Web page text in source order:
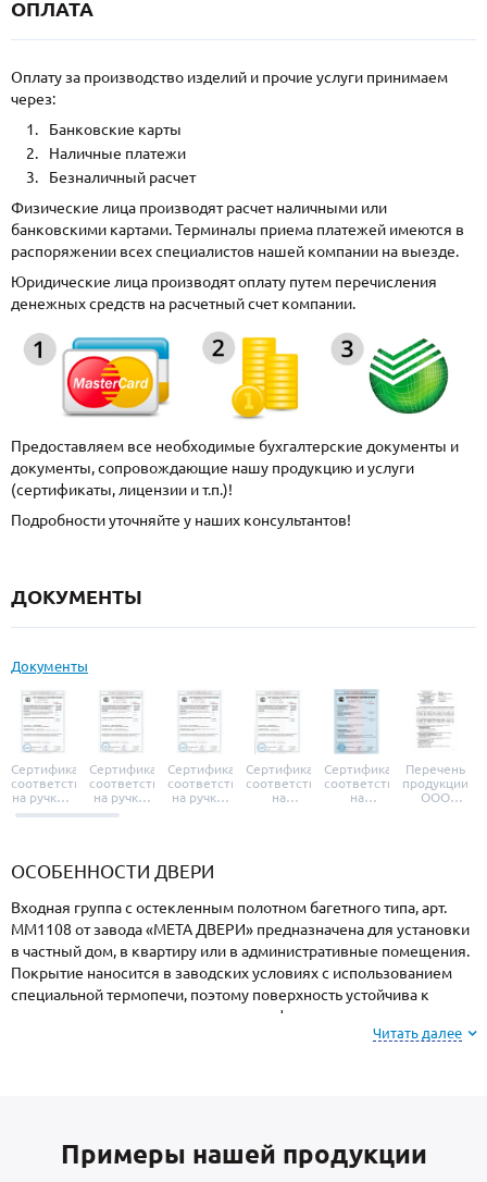
ОПЛАТА
Оплату за производство изделий и прочие услуги принимаем
через:
Банковские карты
Наличные платежи
Безналичный расчет
Физические лица производят расчет наличными или
банковскими картами. Терминалы приема платежей имеются в
распоряжении всех специалистов нашей компании на выезде.
Юридические лица производят оплату путем перечисления
денежных средств на расчетный счет компании.
Предоставляем все необходимые бухгалтерские документы и
документы, сопровождающие нашу продукцию и услуги
(сертификаты, лицензии и т.п.)!
Подробности уточняйте у наших консультантов!
ДОКУМЕНТЫ
Документы
Сертификат
соответствия
на ручки и
броненакладки
Сертификат
соответствия
на ручки-
защелки
Сертификат
соответствия
на ручки-
Сертификат
соответствия
на
Сертификат
соответствия
на
Перечень
продукции
ООО
ОСОБЕННОСТИ ДВЕРИ
Входная группа с остекленным полотном багетного типа, арт.
ММ1108 от завода «МЕТА ДВЕРИ» предназначена для установки
в частный дом, в квартиру или в административные помещения.
Покрытие наносится в заводских условиях с использованием
специальной термопечи, поэтому поверхность устойчива к
механическим повреждениям, атмосферным явлениям и
вариантов, представленных на сайте или из
образцов у замерщика.
Читать далее
Примеры нашей продукции